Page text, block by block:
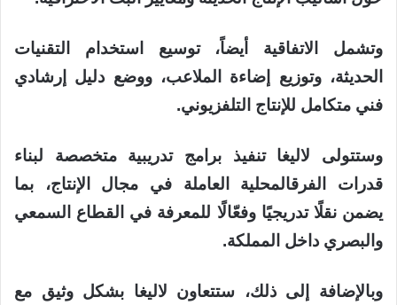
وتشمل الاتفاقية أيضاً، توسيع استخدام
التقنيات
الحديثة، وتوزيع إضاءة الملاعب، ووضع دليل
إرشادي
فني متكامل للإنتاج التلفزيوني.
وستتولى لاليغا تنفيذ برامج تدريبية متخصصة
لبناء
قدرات
الفرقالمحلية العاملة في مجال الإنتاج،
بما
يضمن نقلًا تدريجيًا وفعّالًا للمعرفة في القطاع
السمعي
والبصري داخل المملكة.
وبالإضافة إلى ذلك، ستتعاون لاليغا بشكل وثيق مع